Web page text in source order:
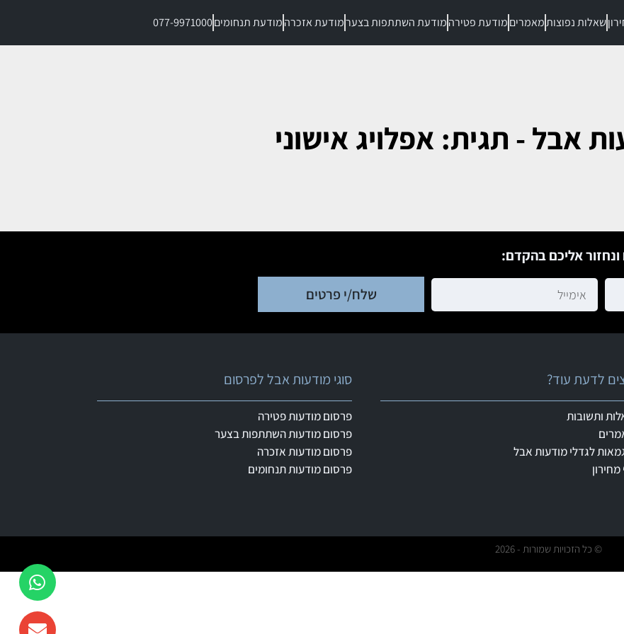
שאלות נפוצותמאמריםמודעת פטירהמודעת השתתפות בצערמודעת אזכרהמודעת תנחומים077-9971000
אבל - תגית: אפלויג אישוני
אליכם בהקדם:
שלח/י פרטים
לדעת עוד?
ותשובות
לגדלי מודעות אבל
סוגי מודעות אבל לפרסום
פרסום מודעות פטירה
פרסום מודעות השתתפות בצער
פרסום מודעות אזכרה
פרסום מודעות תנחומים
© כל הזכויות שמורות - 2026